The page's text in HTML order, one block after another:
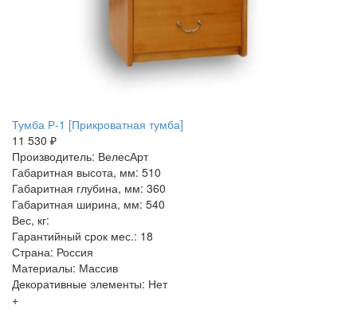
Тумба Р-1 [Прикроватная тумба]
11 530 ₽
Производитель: ВелесАрт
Габаритная высота, мм: 510
Габаритная глубина, мм: 360
Габаритная ширина, мм: 540
Вес, кг:
Гарантийный срок мес.: 18
Страна: Россия
Материалы: Массив
Декоративные элементы: Нет
+